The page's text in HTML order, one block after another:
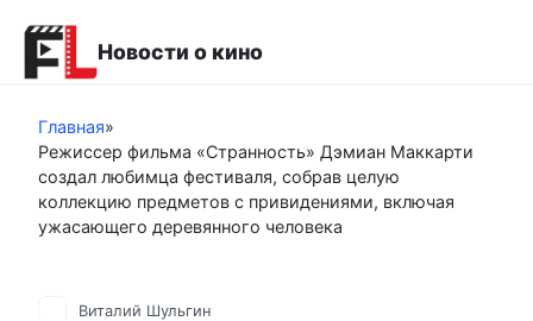
контенту
Новости о кино
Главная»
Режиссер фильма «Странность» Дэмиан Маккарти
создал любимца фестиваля, собрав целую
коллекцию предметов с привидениями, включая
ужасающего деревянного человека
Виталий Шульгин